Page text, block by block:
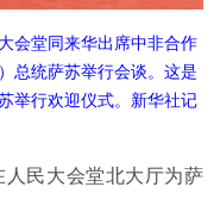
会堂同来华出席中非合作
总统萨苏举行会谈。这是
举行欢迎仪式。新华社记
民大会堂北大厅为萨